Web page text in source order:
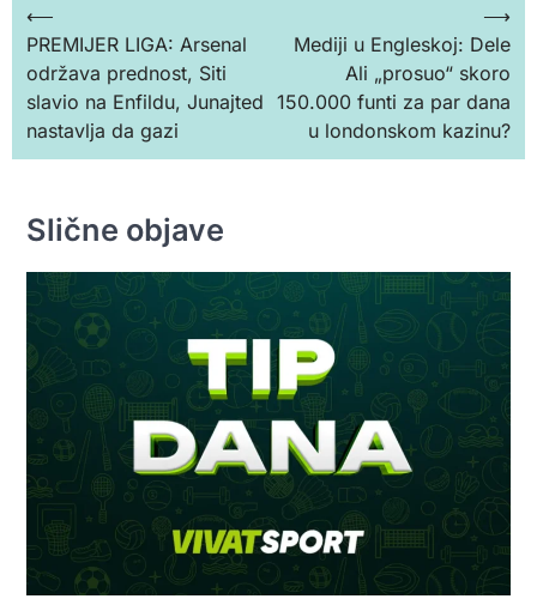
Кретање
чланка
⟵
PREMIJER LIGA: Arsenal
održava prednost, Siti
slavio na Enfildu, Junajted
nastavlja da gazi
Mediji u Engleskoj: Dele
Ali „prosuo“ skoro
150.000 funti za par dana
u londonskom kazinu?
⟶
Slične objave